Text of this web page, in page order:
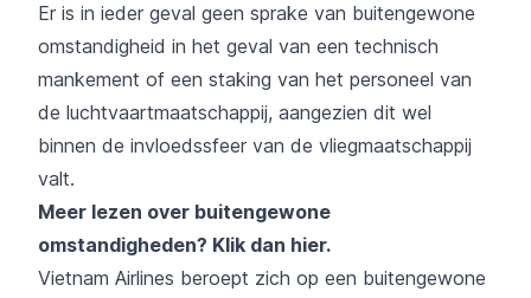
Er is in ieder geval geen sprake van buitengewone
omstandigheid in het geval van een technisch
mankement of een staking van het personeel van
de luchtvaartmaatschappij, aangezien dit wel
binnen de invloedssfeer van de vliegmaatschappij
valt.
Meer lezen over buitengewone
omstandigheden? Klik dan hier.
Vietnam Airlines beroept zich op een buitengewone